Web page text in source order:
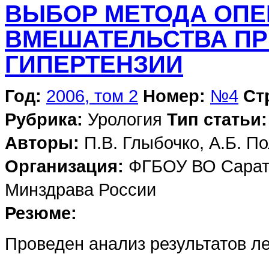
ВЫБОР МЕТОДА
ВМЕШАТЕЛЬСТВА
ГИПЕРТЕНЗИИ
Год: 2006, том 2 Номер: №4
Рубрика: Урология Тип статьи:
Авторы: П.В. Глыбочко, А.Б.
Организация: ФГБОУ ВО
Минздрава России
Резюме:
Проведен анализ результатов